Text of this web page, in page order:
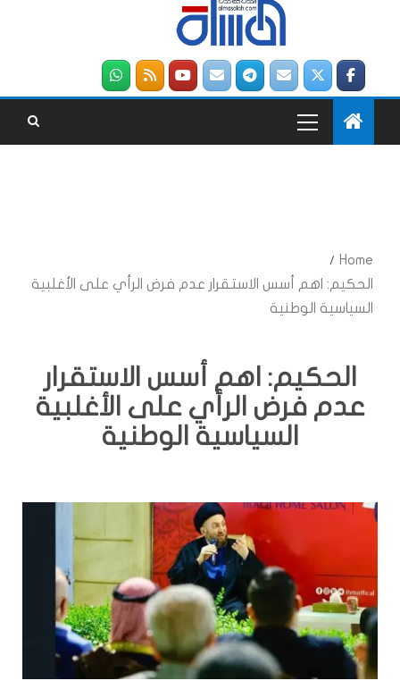
Home
الحكيم: اهم أسس الاستقرار عدم فرض الرأي على الأغلبية
السياسية الوطنية
الحكيم: اهم أسس الاستقرار
عدم فرض الرأي على الأغلبية
السياسية الوطنية